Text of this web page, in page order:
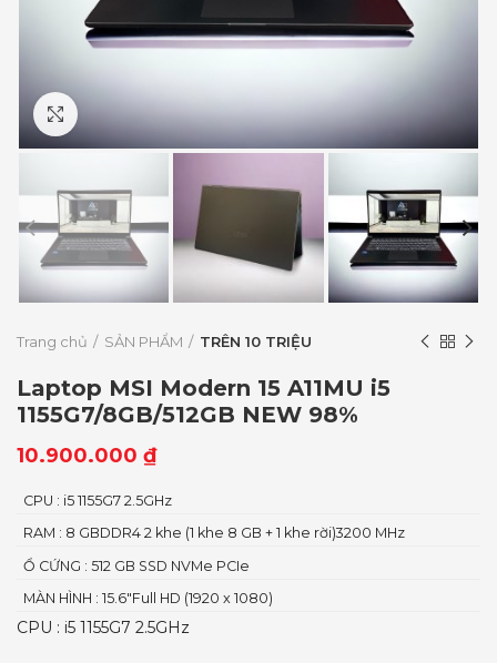
Click to enlarge
Trang chủ SẢN PHẨM TRÊN 10 TRIỆU
Laptop MSI Modern 15 A11MU i5
1155G7/8GB/512GB NEW 98%
10.900.000 ₫
CPU : i5 1155G7 2.5GHz
RAM : 8 GBDDR4 2 khe (1 khe 8 GB + 1 khe rời)3200 MHz
Ổ CỨNG : 512 GB SSD NVMe PCIe
MÀN HÌNH : 15.6"Full HD (1920 x 1080)
CPU : i5 1155G7 2.5GHz